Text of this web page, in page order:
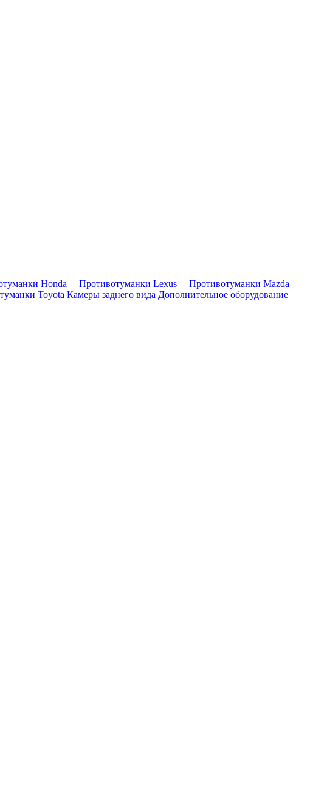
Honda —Противотуманки Lexus —Противотуманки Mazda —
Toyota Камеры заднего вида Дополнительное оборудование